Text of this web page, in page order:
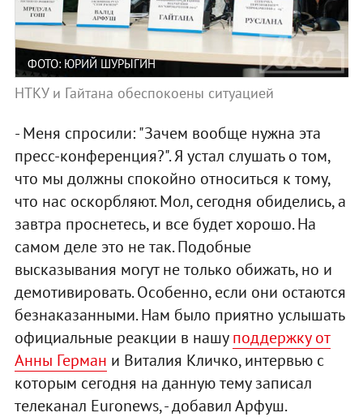
ФОТО: ЮРИЙ ШУРЫГИН
НТКУ и Гайтана обеспокоены ситуацией
- Меня спросили: "Зачем вообще нужна эта
пресс-конференция?". Я устал слушать о том,
что мы должны спокойно относиться к тому,
что нас оскорбляют. Мол, сегодня обиделись, а
завтра проснетесь, и все будет хорошо. На
самом деле это не так. Подобные
высказывания могут не только обижать, но и
демотивировать. Особенно, если они остаются
безнаказанными. Нам было приятно услышать
официальные реакции в нашуподдержку от
Анны Герман и Виталия Кличко, интервью с
которым сегодня на данную тему записал
телеканал Euronews, - добавил Арфуш.